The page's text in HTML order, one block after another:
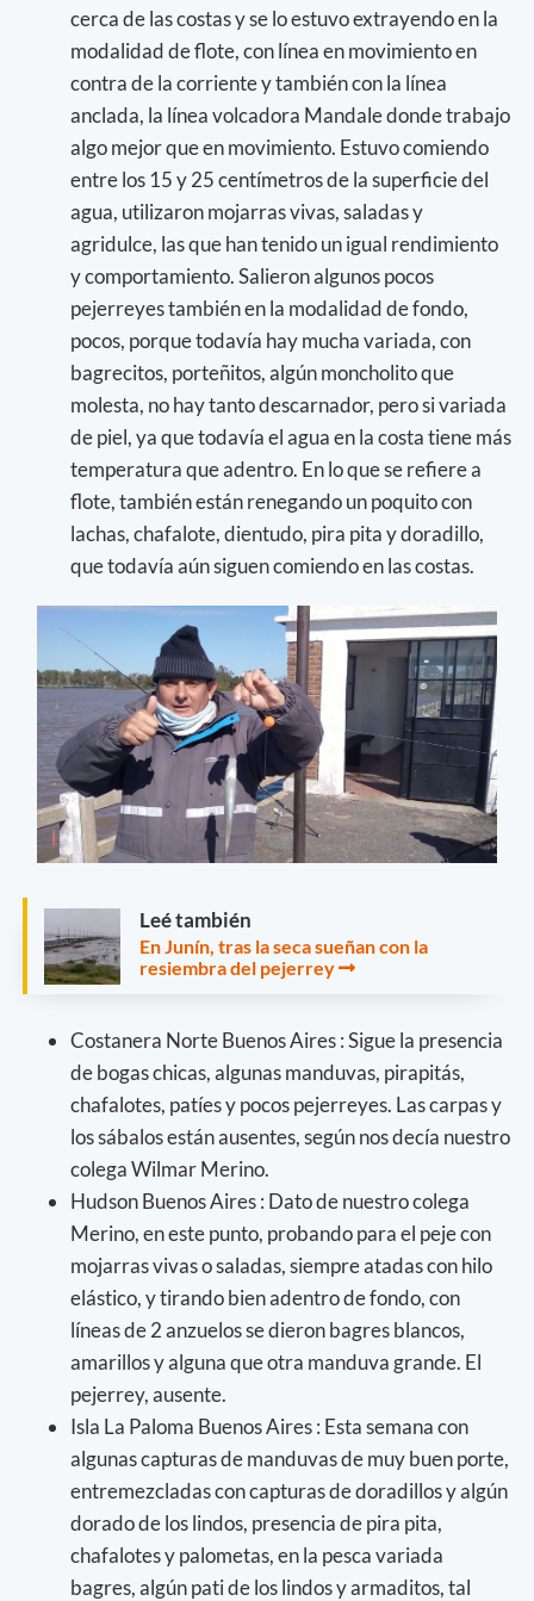
cerca de las costas y se lo estuvo extrayendo en la
modalidad de flote, con línea en movimiento en
contra de la corriente y también con la línea
anclada, la línea volcadora Mandale donde trabajo
algo mejor que en movimiento. Estuvo comiendo
entre los 15 y 25 centímetros de la superficie del
agua, utilizaron mojarras vivas, saladas y
agridulce, las que han tenido un igual rendimiento
y comportamiento. Salieron algunos pocos
pejerreyes también en la modalidad de fondo,
pocos, porque todavía hay mucha variada, con
bagrecitos, porteñitos, algún moncholito que
molesta, no hay tanto descarnador, pero si variada
de piel, ya que todavía el agua en la costa tiene más
temperatura que adentro. En lo que se refiere a
flote, también están renegando un poquito con
lachas, chafalote, dientudo, pira pita y doradillo,
que todavía aún siguen comiendo en las costas.
Leé también
En Junín, tras la seca sueñan con la
resiembra del pejerrey
Costanera Norte Buenos Aires : Sigue la presencia
de bogas chicas, algunas manduvas, pirapitás,
chafalotes, patíes y pocos pejerreyes. Las carpas y
los sábalos están ausentes, según nos decía nuestro
colega Wilmar Merino.
Hudson Buenos Aires : Dato de nuestro colega
Merino, en este punto, probando para el peje con
mojarras vivas o saladas, siempre atadas con hilo
elástico, y tirando bien adentro de fondo, con
líneas de 2 anzuelos se dieron bagres blancos,
amarillos y alguna que otra manduva grande. El
pejerrey, ausente.
Isla La Paloma Buenos Aires : Esta semana con
algunas capturas de manduvas de muy buen porte,
entremezcladas con capturas de doradillos y algún
dorado de los lindos, presencia de pira pita,
chafalotes y palometas, en la pesca variada
bagres, algún pati de los lindos y armaditos, tal